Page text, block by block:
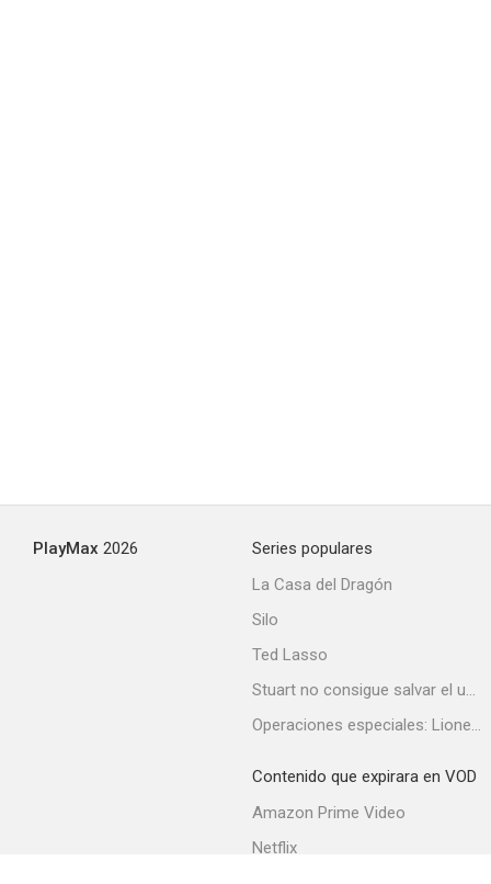
PlayMax 2026
Series populares
La Casa del Dragón
Silo
Ted Lasso
Stuart no consigue salvar el universo
Operaciones especiales: Lioness
Contenido que expirara en VOD
Amazon Prime Video
Netflix